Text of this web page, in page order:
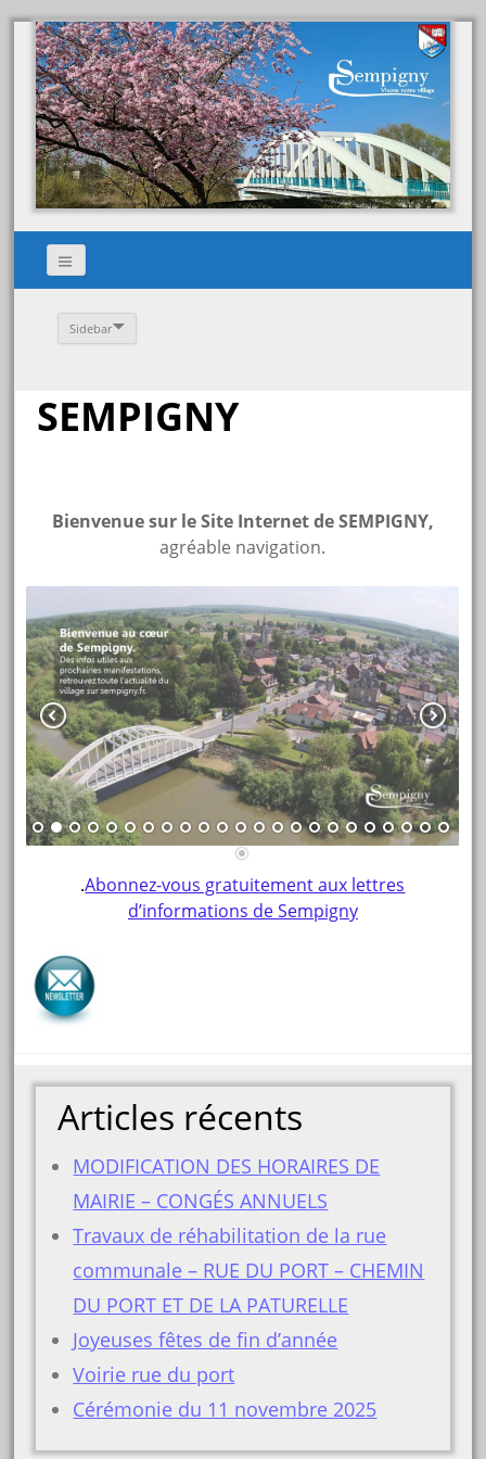
Sidebar
SEMPIGNY
Bienvenue sur le Site Internet deSEMPIGNY,
agréable navigation.
.Abonnez-vous gratuitement aux lettres
d’informations de Sempigny
Articles récents
MODIFICATION DES HORAIRES DE
MAIRIE – CONGÉS ANNUELS
Travaux de réhabilitation de la rue
communale – RUE DU PORT – CHEMIN
DU PORT ET DE LA PATURELLE
Joyeuses fêtes de fin d’année
Voirie rue du port
Cérémonie du 11 novembre 2025